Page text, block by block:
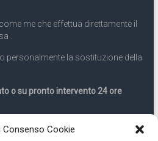
Consenso Cookie
me che effettua direttamente il
.
personalmente la sostituzione della
o su pronto intervento 24 ore